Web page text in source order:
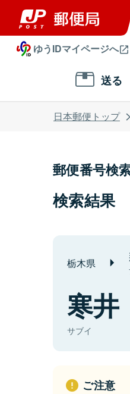
ゆうIDマイページへ
送る
日本郵便トップ
郵便番号検
検索結果
栃木県
寒井
サブイ
ご注意